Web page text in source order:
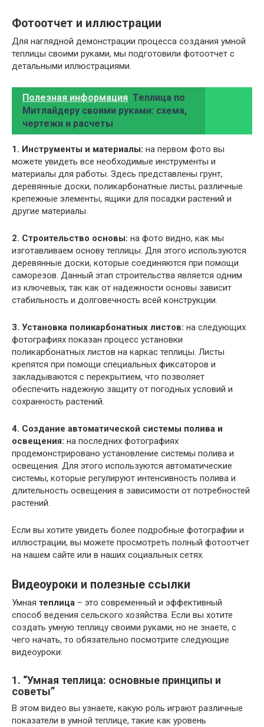
Фотоотчет и иллюстрации
Для наглядной демонстрации процесса создания умной
теплицы своими руками, мы подготовили фотоотчет с
детальными иллюстрациями.
Полезная информация Теплица по
Митлайдеру своими руками: схема,
чертежи и расчеты
1. Инструменты и материалы: на первом фото вы
можете увидеть все необходимые инструменты и
материалы для работы. Здесь представлены грунт,
деревянные доски, поликарбонатные листы, различные
крепежные элементы, ящики для посадки растений и
другие материалы.
2. Строительство основы: на фото видно, как мы
изготавливаем основу теплицы. Для этого используются
деревянные доски, которые соединяются при помощи
саморезов. Данный этап строительства является одним
из ключевых, так как от надежности основы зависит
стабильность и долговечность всей конструкции.
3. Установка поликарбонатных листов: на следующих
фотографиях показан процесс установки
поликарбонатных листов на каркас теплицы. Листы
крепятся при помощи специальных фиксаторов и
закладываются с перекрытием, что позволяет
обеспечить надежную защиту от погодных условий и
сохранность растений.
4. Создание автоматической системы полива и
освещения: на последних фотографиях
продемонстрировано установление системы полива и
освещения. Для этого используются автоматические
системы, которые регулируют интенсивность полива и
длительность освещения в зависимости от потребностей
растений.
Если вы хотите увидеть более подробные фотографии и
иллюстрации, вы можете просмотреть полный фотоотчет
на нашем сайте или в наших социальных сетях.
Видеоуроки и полезные ссылки
Умная теплица – это современный и эффективный
способ ведения сельского хозяйства. Если вы хотите
создать умную теплицу своими руками, но не знаете, с
чего начать, то обязательно посмотрите следующие
видеоуроки:
1. “Умная теплица: основные принципы и
советы”
В этом видео вы узнаете, какую роль играют различные
показатели в умной теплице, такие как уровень